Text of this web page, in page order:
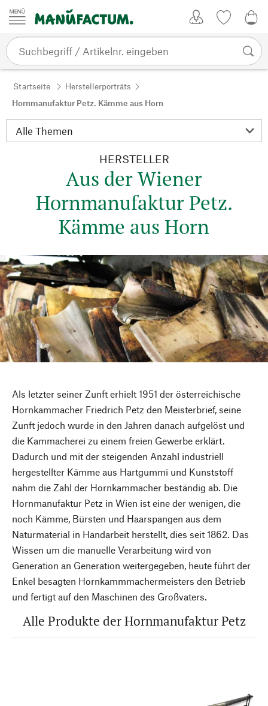
Zum Inhalt springen
Startseite
Herstellerporträts
Hornmanufaktur Petz. Kämme aus Horn
HERSTELLER
Aus der Wiener
Hornmanufaktur Petz.
Kämme aus Horn
Als letzter seiner Zunft erhielt 1951 der österreichische
Hornkammacher Friedrich Petz den Meisterbrief, seine
Zunft jedoch wurde in den Jahren danach aufgelöst und
die Kammacherei zu einem freien Gewerbe erklärt.
Dadurch und mit der steigenden Anzahl industriell
hergestellter Kämme aus Hartgummi und Kunststoff
nahm die Zahl der Hornkammacher beständig ab. Die
Hornmanufaktur Petz in Wien ist eine der wenigen, die
noch Kämme, Bürsten und Haarspangen aus dem
Naturmaterial in Handarbeit herstellt, dies seit 1862. Das
Wissen um die manuelle Verarbeitung wird von
Generation an Generation weitergegeben, heute führt der
Enkel besagten Hornkammmachermeisters den Betrieb
und fertigt auf den Maschinen des Großvaters.
Alle Produkte der Hornmanufaktur Petz